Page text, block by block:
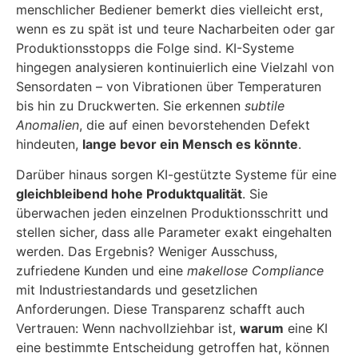
menschlicher Bediener bemerkt dies vielleicht erst,
wenn es zu spät ist und teure Nacharbeiten oder gar
Produktionsstopps die Folge sind. KI-Systeme
hingegen analysieren kontinuierlich eine Vielzahl von
Sensordaten – von Vibrationen über Temperaturen
bis hin zu Druckwerten. Sie erkennen subtile
Anomalien, die auf einen bevorstehenden Defekt
hindeuten, lange bevor ein Mensch es könnte.
Darüber hinaus sorgen KI-gestützte Systeme für eine
gleichbleibend hohe Produktqualität. Sie
überwachen jeden einzelnen Produktionsschritt und
stellen sicher, dass alle Parameter exakt eingehalten
werden. Das Ergebnis? Weniger Ausschuss,
zufriedene Kunden und eine makellose Compliance
mit Industriestandards und gesetzlichen
Anforderungen. Diese Transparenz schafft auch
Vertrauen: Wenn nachvollziehbar ist, warum eine KI
eine bestimmte Entscheidung getroffen hat, können